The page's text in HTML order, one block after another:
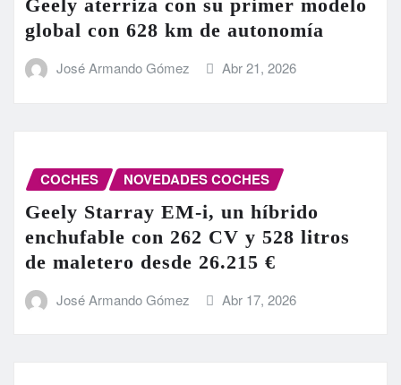
Geely aterriza con su primer modelo
global con 628 km de autonomía
José Armando Gómez Abr 21, 2026
COCHES NOVEDADES COCHES
Geely Starray EM-i, un híbrido
enchufable con 262 CV y 528 litros
de maletero desde 26.215 €
José Armando Gómez Abr 17, 2026